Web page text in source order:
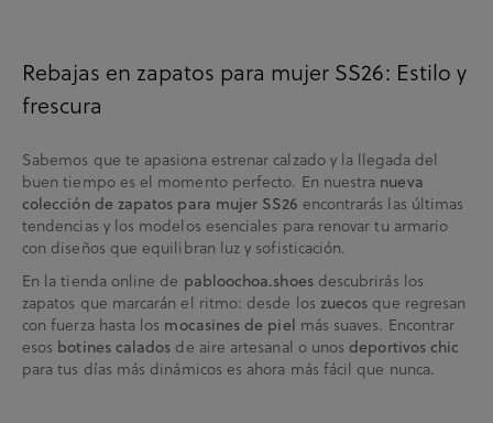
Rebajas en zapatos para mujer SS26: Estilo y
frescura
Sabemos que te apasiona estrenar calzado y la llegada del
buen tiempo es el momento perfecto. En nuestra nueva
colección de zapatos para mujer SS26 encontrarás las últimas
tendencias y los modelos esenciales para renovar tu armario
con diseños que equilibran luz y sofisticación.
En la tienda online de pabloochoa.shoesdescubrirás los
zapatos que marcarán el ritmo: desde los zuecos que regresan
con fuerza hasta los mocasines de piel más suaves. Encontrar
esos botines calados de aire artesanal o unosdeportivos chic
para tus días más dinámicos es ahora más fácil que nunca.